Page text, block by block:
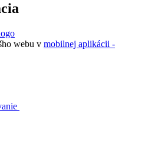
webu v mobilnej aplikácii -